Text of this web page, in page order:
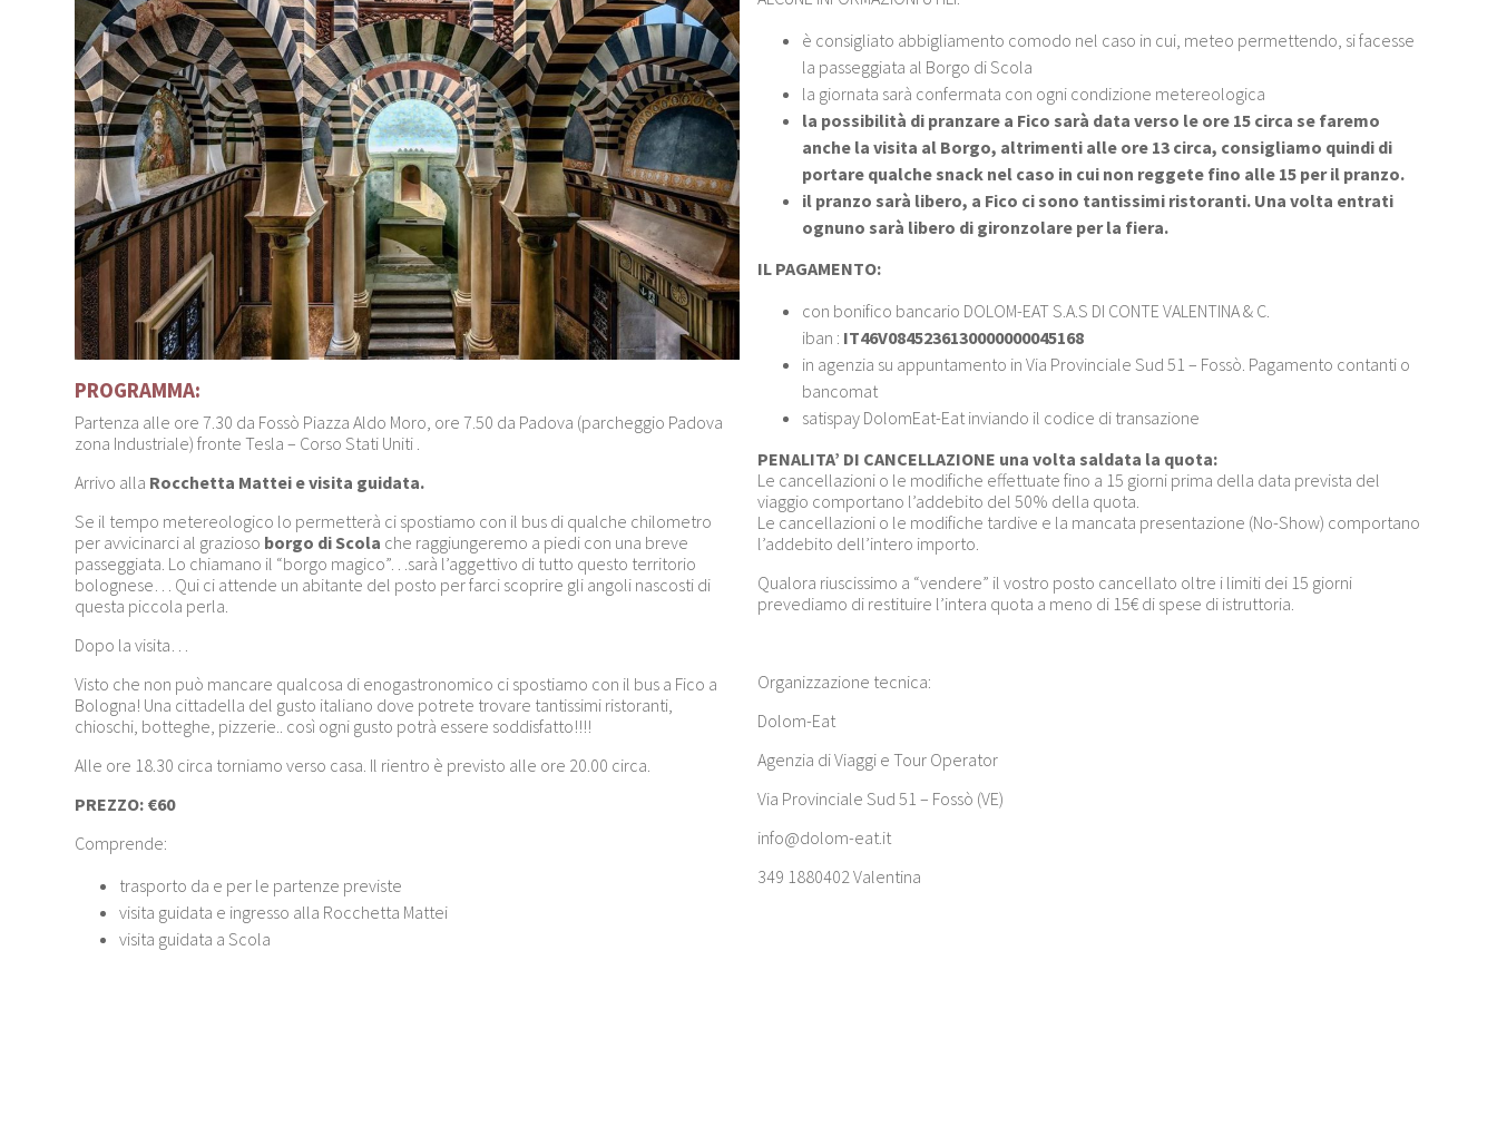
PROGRAMMA:
Partenza alle ore 7.30 da Fossò Piazza Aldo Moro, ore 7.50 da Padova (parcheggio Padova
zona Industriale) fronte Tesla – Corso Stati Uniti .
Arrivo alla Rocchetta Mattei e visita guidata.
Se il tempo metereologico lo permetterà ci spostiamo con il bus di qualche chilometro
per avvicinarci al grazioso borgo di Scola che raggiungeremo a piedi con una breve
passeggiata. Lo chiamano il “borgo magico”…sarà l’aggettivo di tutto questo territorio
bolognese… Qui ci attende un abitante del posto per farci scoprire gli angoli nascosti di
questa piccola perla.
Dopo la visita…
Visto che non può mancare qualcosa di enogastronomico ci spostiamo con il bus a Fico a
Bologna! Una cittadella del gusto italiano dove potrete trovare tantissimi ristoranti,
chioschi, botteghe, pizzerie.. così ogni gusto potrà essere soddisfatto!!!!
Alle ore 18.30 circa torniamo verso casa. Il rientro è previsto alle ore 20.00 circa.
PREZZO: €60
Comprende:
trasporto da e per le partenze previste
visita guidata e ingresso alla Rocchetta Mattei
visita guidata a Scola
è consigliato abbigliamento comodo nel caso in cui, meteo permettendo, si facesse
la passeggiata al Borgo di Scola
la giornata sarà confermata con ogni condizione metereologica
la possibilità di pranzare a Fico sarà data verso le ore 15 circa se faremo
anche la visita al Borgo, altrimenti alle ore 13 circa, consigliamo quindi di
portare qualche snack nel caso in cui non reggete fino alle 15 per il pranzo.
il pranzo sarà libero, a Fico ci sono tantissimi ristoranti. Una volta entrati
ognuno sarà libero di gironzolare per la fiera.
IL PAGAMENTO:
con bonifico bancario DOLOM-EAT S.A.S DI CONTE VALENTINA & C.
iban : IT46V0845236130000000045168
in agenzia su appuntamento in Via Provinciale Sud 51 – Fossò. Pagamento contanti o
bancomat
satispay DolomEat-Eat inviando il codice di transazione
PENALITA’ DI CANCELLAZIONE una volta saldata la quota:
Le cancellazioni o le modifiche effettuate fino a 15 giorni prima della data prevista del
viaggio comportano l’addebito del 50% della quota.
Le cancellazioni o le modifiche tardive e la mancata presentazione (No-Show) comportano
l’addebito dell’intero importo.
Qualora riuscissimo a “vendere” il vostro posto cancellato oltre i limiti dei 15 giorni
prevediamo di restituire l’intera quota a meno di 15€ di spese di istruttoria.
Organizzazione tecnica:
Dolom-Eat
Agenzia di Viaggi e Tour Operator
Via Provinciale Sud 51 – Fossò (VE)
info@dolom-eat.it
349 1880402 Valentina